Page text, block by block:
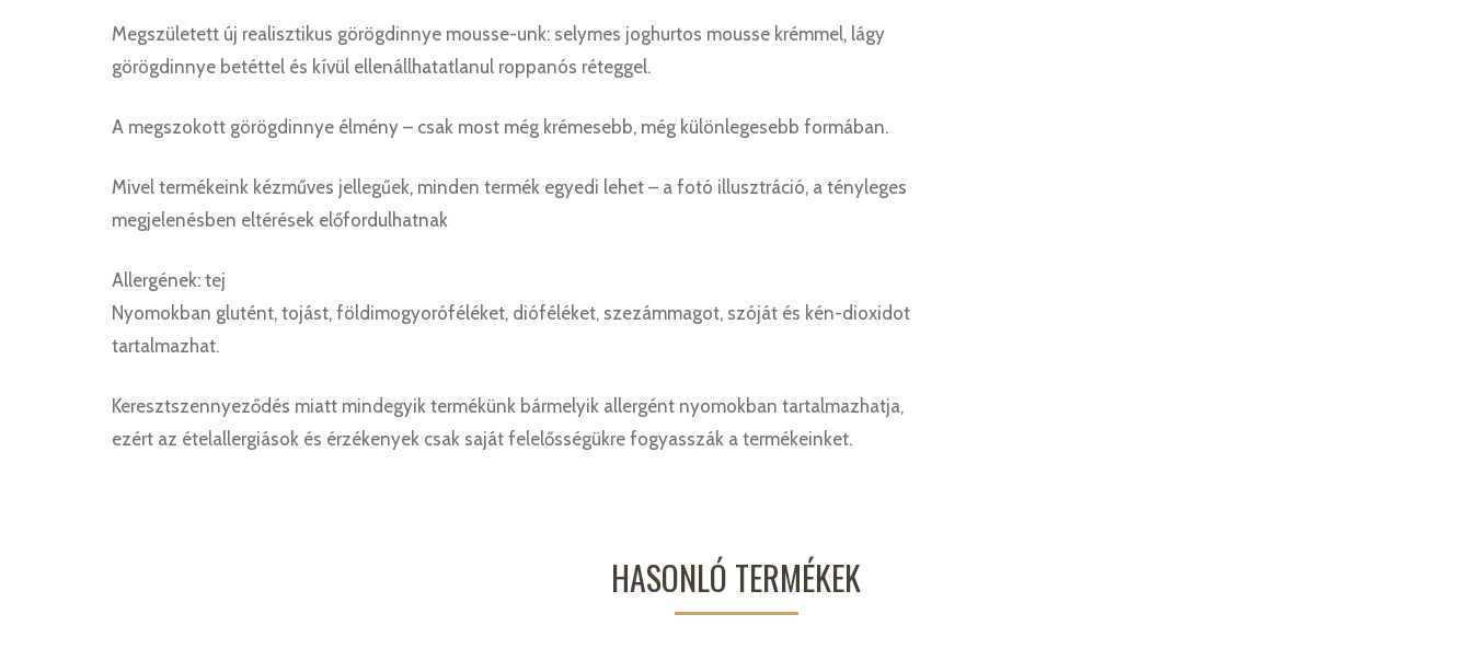
Megszületett új realisztikus görögdinnye mousse-unk: selymes joghurtos mousse krémmel, lágy
görögdinnye betéttel és kívül ellenállhatatlanul roppanós réteggel.
A megszokott görögdinnye élmény – csak most még krémesebb, még különlegesebb formában.
Mivel termékeink kézműves jellegűek, minden termék egyedi lehet – a fotó illusztráció, a tényleges
megjelenésben eltérések előfordulhatnak
Allergének: tej
Nyomokban glutént, tojást, földimogyoróféléket, dióféléket, szezámmagot, szóját és kén-dioxidot
tartalmazhat.
Keresztszennyeződés miatt mindegyik termékünk bármelyik allergént nyomokban tartalmazhatja,
ezért az ételallergiások és érzékenyek csak saját felelősségükre fogyasszák a termékeinket.
HASONLÓ TERMÉKEK